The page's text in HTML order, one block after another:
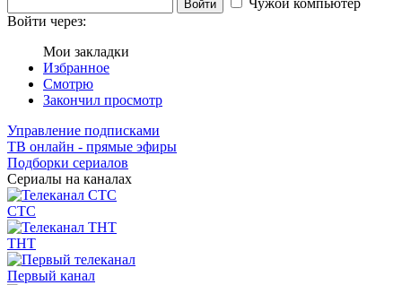
Войти
Чужой компьютер
Войти через:
Мои закладки
Избранное
Смотрю
Закончил просмотр
Управление подписками
ТВ онлайн - прямые эфиры
Подборки сериалов
Сериалы на каналах
СТС
ТНТ
Первый канал